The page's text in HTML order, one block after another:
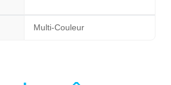
Multi-Couleur